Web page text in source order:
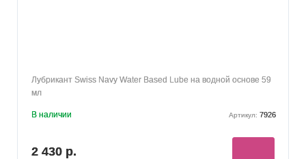
Лубрикант Swiss Navy Water Based Lube на водной основе 59
мл
В наличии Артикул: 7926
2 430 р.